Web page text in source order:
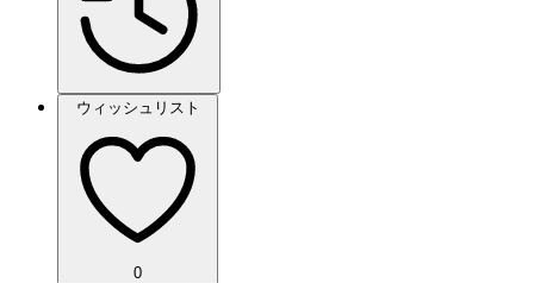
ウィッシュリスト
0